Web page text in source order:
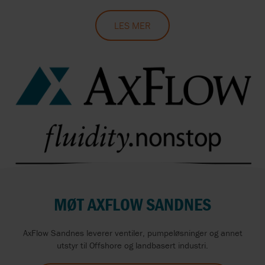
LES MER
MØT AXFLOW SANDNES
AxFlow Sandnes leverer ventiler, pumpeløsninger og annet
utstyr til Offshore og landbasert industri.